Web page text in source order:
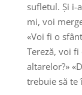
sufletul. Și i-
mi, voi
«Voi fi o
Tereză, voi fi
altarelor?»
trebuie să te